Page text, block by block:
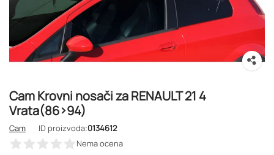
Cam Krovni nosači za RENAULT 21 4
Vrata(86>94)
Cam ID proizvoda:0134612
Nema ocena